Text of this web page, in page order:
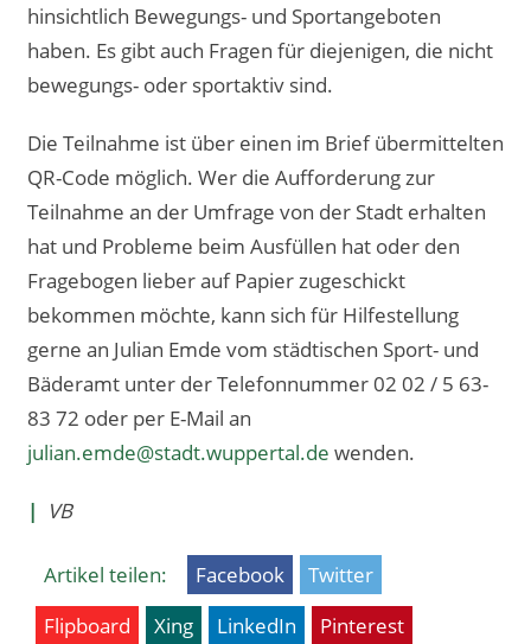
hinsichtlich Bewegungs- und Sportangeboten
haben. Es gibt auch Fragen für diejenigen, die nicht
bewegungs- oder sportaktiv sind.
Die Teilnahme ist über einen im Brief übermittelten
QR-Code möglich. Wer die Aufforderung zur
Teilnahme an der Umfrage von der Stadt erhalten
hat und Probleme beim Ausfüllen hat oder den
Fragebogen lieber auf Papier zugeschickt
bekommen möchte, kann sich für Hilfestellung
gerne an Julian Emde vom städtischen Sport- und
Bäderamt unter der Telefonnummer 02 02 / 5 63-
83 72 oder per E-Mail an
julian.emde@stadt.wuppertal.de wenden.
| VB
Artikel teilen: Facebook
Twitter
Flipboard
Xing LinkedIn Pinterest